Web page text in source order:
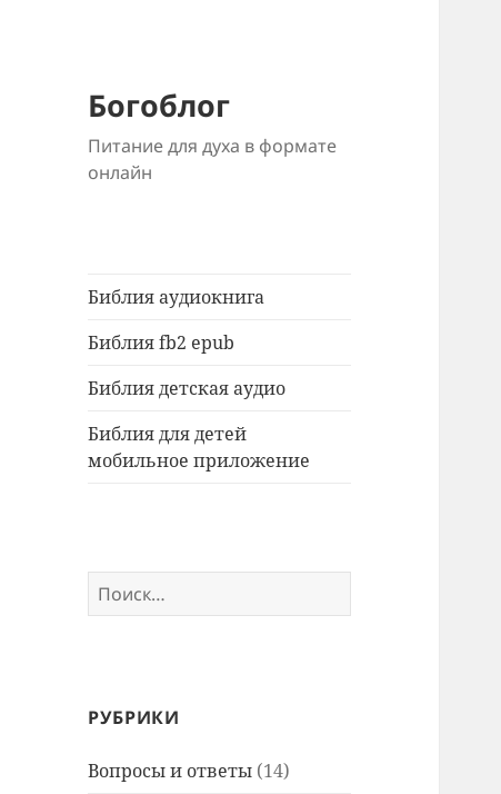
Богоблог
Питание для духа в формате
онлайн
Библия аудиокнига
Библия fb2 epub
Библия детская аудио
Библия для детей
мобильное приложение
Найти:
РУБРИКИ
Вопросы и ответы (14)